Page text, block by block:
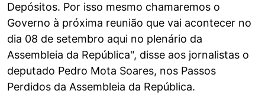
Depósitos. Por isso mesmo chamaremos o
Governo à próxima reunião que vai acontecer no
dia 08 de setembro aqui no plenário da
Assembleia da República", disse aos jornalistas o
deputado Pedro Mota Soares, nos Passos
Perdidos da Assembleia da República.